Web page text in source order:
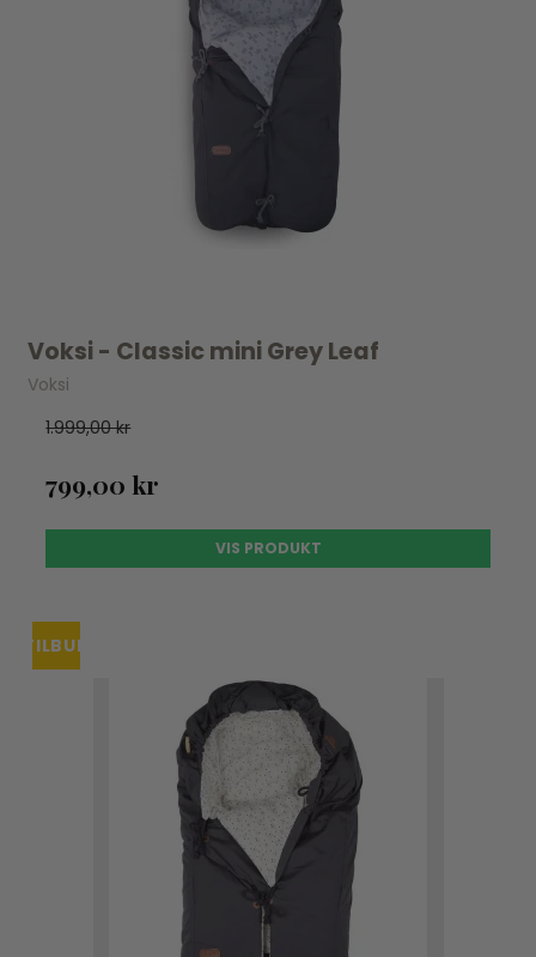
Voksi - Classic mini Grey Leaf
Voksi
1.999,00 kr
799,00 kr
VIS PRODUKT
TILBUD